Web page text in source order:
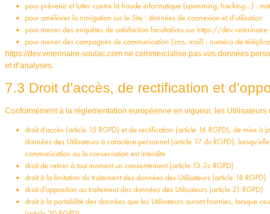
pour prévenir et lutter contre la fraude informatique (spamming, hacking…) :
pour améliorer la navigation sur le Site : données de connexion et d’utilisation
pour mener des enquêtes de satisfaction facultatives sur https://
pour mener des campagnes de communication (sms, mail) : numéro de
https://dev.veterinaire-soulac.com ne commercialise pas vos données
et d’analyses.
7.3 Droit d’accès, de rectification et
Conformément à la réglementation européenne en vigueur, les Utilisateurs
droit d’accès (article 15 RGPD) et de rectification (article 16 RGPD), de mise
données des Utilisateurs à caractère personnel (article 17 du RGPD),
communication ou la conservation est interdite
droit de retirer à tout moment un consentement (article 13-2c RGPD)
droit à la limitation du traitement des données des Utilisateurs (article 18 RGPD)
droit d’opposition au traitement des données des Utilisateurs (article 21 RGPD)
droit à la portabilité des données que les Utilisateurs auront fournies, lorsque